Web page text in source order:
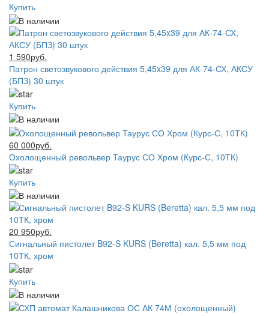
Купить
1 590руб.
Патрон светозвукового действия 5,45x39 для АК-74-СХ, АКСУ
(БПЗ) 30 штук
Купить
60 000руб.
Охолощенный револьвер Таурус СО Хром (Курс-С, 10ТК)
Купить
20 950руб.
Сигнальный пистолет B92-S KURS (Beretta) кал. 5,5 мм под
10ТК, хром
Купить